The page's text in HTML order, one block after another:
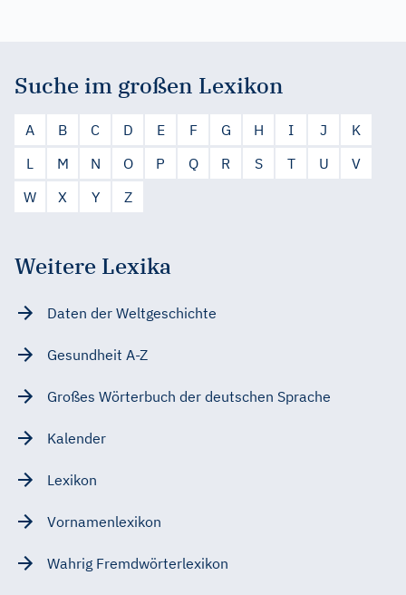
Suche im großen Lexikon
A B C D E F G H I J
K
L
M N O P Q R S T U
V
W
X Y Z
Weitere Lexika
Daten der Weltgeschichte
Gesundheit A-Z
Großes Wörterbuch der deutschen Sprache
Kalender
Lexikon
Vornamenlexikon
Wahrig Fremdwörterlexikon